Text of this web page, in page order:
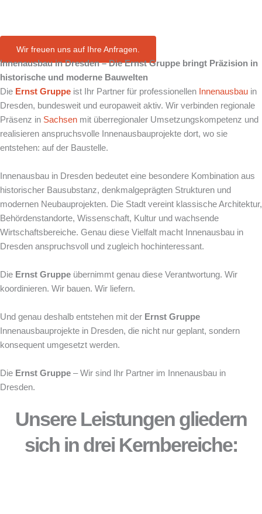
Wir freuen uns auf Ihre Anfragen.
Innenausbau in Dresden – Die Ernst Gruppe bringt Präzision in
historische und moderne Bauwelten
Die Ernst Gruppe ist Ihr Partner für professionellen Innenausbau in
Dresden, bundesweit und europaweit aktiv. Wir verbinden regionale
Präsenz in Sachsen mit überregionaler Umsetzungskompetenz und
realisieren anspruchsvolle Innenausbauprojekte dort, wo sie
entstehen: auf der Baustelle.
Innenausbau in Dresden bedeutet eine besondere Kombination aus
historischer Bausubstanz, denkmalgeprägten Strukturen und
modernen Neubauprojekten. Die Stadt vereint klassische Architektur,
Behördenstandorte, Wissenschaft, Kultur und wachsende
Wirtschaftsbereiche. Genau diese Vielfalt macht Innenausbau in
Dresden anspruchsvoll und zugleich hochinteressant.
Die Ernst Gruppe übernimmt genau diese Verantwortung. Wir
koordinieren. Wir bauen. Wir liefern.
Und genau deshalb entstehen mit der Ernst Gruppe
Innenausbauprojekte in Dresden, die nicht nur geplant, sondern
konsequent umgesetzt werden.
Die Ernst Gruppe – Wir sind Ihr Partner im Innenausbau in
Dresden.
Unsere Leistungen gliedern
sich in drei Kernbereiche: